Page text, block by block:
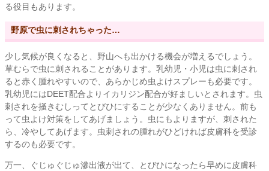
る役目もあります。
野原で虫に刺されちゃった…
少し気候が良くなると、野山へも出かける機会が増えるでしょう。
草むらで虫に刺されることがあります。乳幼児・小児は虫に刺され
ると赤く腫れやすいので、あらかじめ虫よけスプレーも必要です。
乳幼児にはDEET配合よりイカリジン配合が好ましいとされます。虫
刺されを掻きむしってとびひにすることが少なくありません。前も
って虫よけ対策をしてあげましょう。虫にもよりますが、刺された
ら、冷やしてあげます。虫刺されの腫れがひどければ皮膚科を受診
するのも必要です。
万一、ぐじゅぐじゅ滲出液が出て、とびひになったら早めに皮膚科